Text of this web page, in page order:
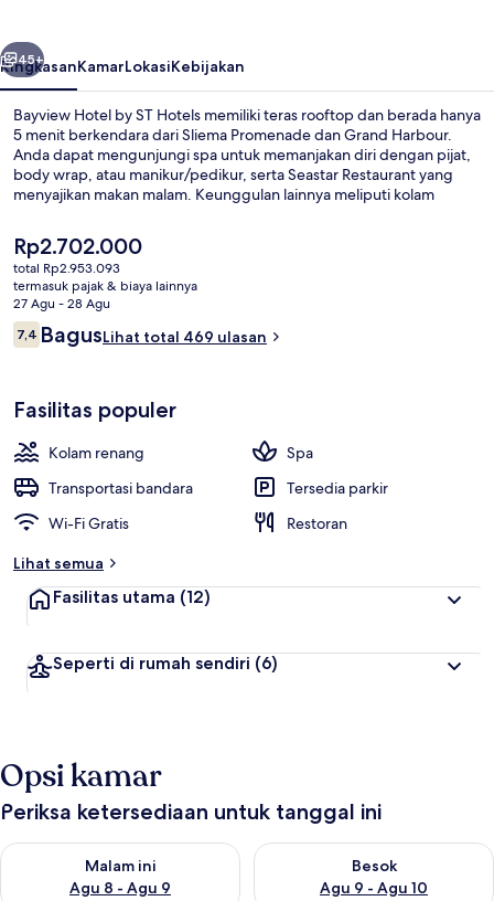
Berikutnya
45+
RingkasanKamarLokasiKebijakan
Bayview Hotel by ST Hotels memiliki teras rooftop dan berada hanya
5 menit berkendara dari Sliema Promenade dan Grand Harbour.
Anda dapat mengunjungi spa untuk memanjakan diri dengan pijat,
body wrap, atau manikur/pedikur, serta Seastar Restaurant yang
menyajikan makan malam. Keunggulan lainnya meliputi kolam
menyukai staf dan transportasi umum.
Harga
saat
ini
Rp2.702.000
Rp2.702.000
total Rp2.953.093
termasuk pajak & biaya lainnya
27 Agu - 28 Agu
Ulasan
7,47,4 dari 10
BagusLihat total 469 ulasan
Fasilitas populer
Kolam renang
Spa
Transportasi bandara
Tersedia parkir
Wi-Fi Gratis
Restoran
Lihat semua
Fasilitas utama (12)
Seperti di rumah sendiri (6)
Opsi kamar
Periksa ketersediaan untuk tanggal ini
Malam ini
Agu 8 - Agu 9
Periksa ketersediaan untuk malam ini Agu 8 - Agu 9
Besok
Agu 9 - Agu 10
Periksa ketersediaan untuk